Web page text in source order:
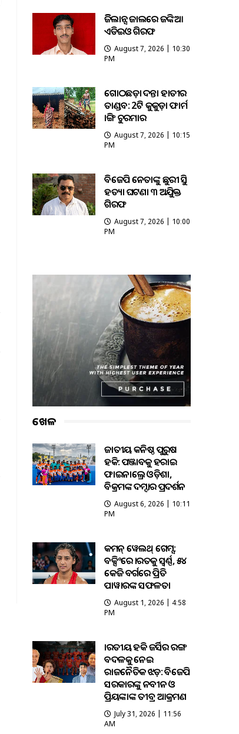
ଭିଜିଲାନ୍ସ ଜାଲରେ ଜଙ୍କିଆ
ଏଡିଇଓ ଗିରଫ
August 7, 2026 | 10:30
PM
ଗୋଠଛଡ଼ା ଦନ୍ତା ହାତୀର
ତାଣ୍ଡବ: 2ଟି କୁକୁଡ଼ା ଫାର୍ମ
ଭାଙ୍ଗି ଚୁରମାର
August 7, 2026 | 10:15
PM
ବିଜେପି ନେତାଙ୍କୁ ଛୁରୀ ଭୁସି
ହତ୍ୟା ଘଟଣା ୩ ଅଭିଯୁକ୍ତ
ଗିରଫ
August 7, 2026 | 10:00
PM
ଖେଳ
ଜାତୀୟ କନିଷ୍ଠ ପୁରୁଷ
ହକି: ପଞ୍ଜାବକୁ ହରାଇ
ଫାଇନାଲ୍ରେ ଓଡ଼ିଶା,
ବିକ୍ରମଙ୍କ ଦମ୍ଦାର ପ୍ରଦର୍ଶନ
August 6, 2026 | 10:11
PM
କମନ୍ ୱେଲଥ୍ ଗେମ୍ସ:
ବକ୍ସିଂରେ ଭାରତକୁ ସ୍ବର୍ଣ୍ଣ, ୫୪
କେଜି ବର୍ଗରେ ପ୍ରିତି
ପାୱାରଙ୍କ ସଫଳତା
August 1, 2026 | 4:58
PM
ଭାରତୀୟ ହକି ଜର୍ସିର ରଙ୍ଗ
ବଦଳକୁ ନେଇ
ରାଜନୈତିକ ଝଡ଼: ବିଜେପି
ସରକାରଙ୍କୁ ନବୀନ ଓ
ପ୍ରିୟଙ୍କାଙ୍କ ତୀବ୍ର ଆକ୍ରମଣ
July 31, 2026 | 11:56
AM